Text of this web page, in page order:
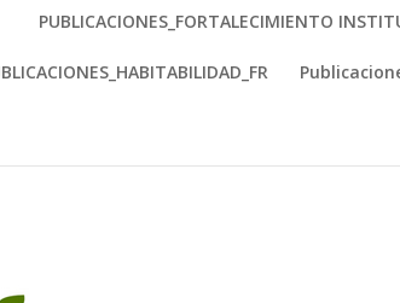
PUBLICACIONES_FORTALECIMIENTO
et Recherche pour la